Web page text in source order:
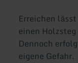
Erreichen
einen
Dennoch
eigene Gefahr.